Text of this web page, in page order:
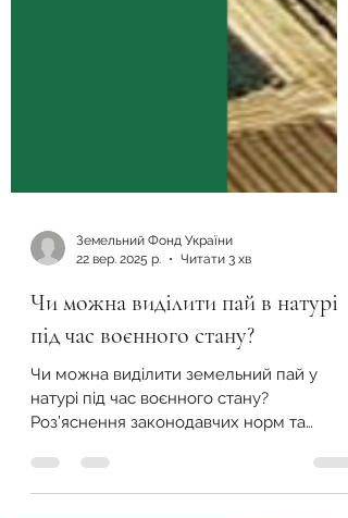
22 вер. 2025 р.
Читати 3 хв
Чи можна виділити пай в натурі
під час воєнного стану?
Чи можна виділити земельний пай у
Роз’яснення законодавчих норм та
важливих обмежень для власників паїв